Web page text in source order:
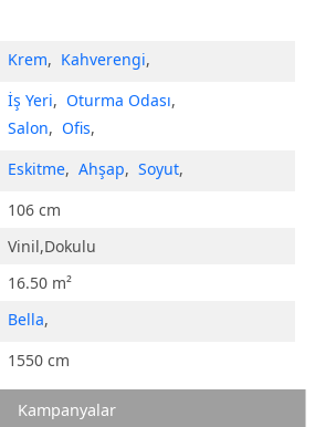
Krem, Kahverengi,
İş Yeri, Oturma Odası,
Salon, Ofis,
Eskitme, Ahşap, Soyut,
106 cm
Vinil,Dokulu
16.50 m²
Bella,
1550 cm
Kampanyalar